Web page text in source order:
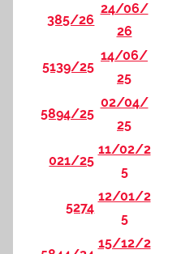
385/26
24/06/
26
5139/25
14/06/
25
5894/25
02/04/
25
021/25
11/02/2
5
5274
12/01/2
5
15/12/2